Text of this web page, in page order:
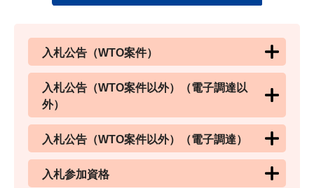
入札公告（WTO案件）
入札公告（WTO案件以外）（電子調達以
外）
入札公告（WTO案件以外）（電子調達）
入札参加資格